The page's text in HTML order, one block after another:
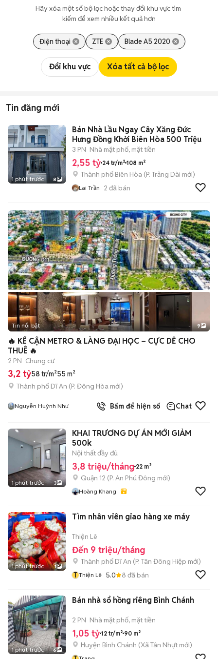
Hãy xóa một số bộ lọc hoặc thay đổi khu vực tìm
kiếm để xem nhiều kết quả hơn
Điện thoại ZTE Blade A5 2020
Đổi khu vực Xóa tất cả bộ lọc
Tin đăng mới
1 phút trước 8
Bán Nhà Lầu Ngay Cây Xăng Đức
Hưng Đồng Khởi Biên Hòa 500 Triệu
3 PN Nhà mặt phố, mặt tiền
2,55 tỷ 24 tr/m² 108 m²
Thành phố Biên Hòa (P. Trảng Dài mới)
Lai Trần 2 đã bán
+2
Tin nổi bật 9
🔥 KẾ CẬN METRO & LÀNG ĐẠI HỌC – CỰC DỄ CHO
THUÊ 🔥
2 PN Chung cư
3,2 tỷ58 tr/m²55 m²
Thành phố Dĩ An (P. Đông Hòa mới)
Nguyễn Huỳnh Như Bấm để hiện số Chat
1 phút trước 3
KHAI TRƯƠNG DỰ ÁN MỚI GIẢM
500k
Nội thất đầy đủ
3,8 triệu/tháng 22 m²
Quận 12 (P. An Phú Đông mới)
Hoàng Khang
1 phút trước 1
Tìm nhân viên giao hàng xe máy
Thiện Lê
Đến 9 triệu/tháng
Thành phố Dĩ An (P. Tân Đông Hiệp mới)
T Thiện Lê 5.0 8 đã bán
1 phút trước 6
Bán nhà sổ hồng riêng Bình Chánh
2 PN Nhà mặt phố, mặt tiền
1,05 tỷ 12 tr/m² 90 m²
Huyện Bình Chánh (Xã Tân Nhựt mới)